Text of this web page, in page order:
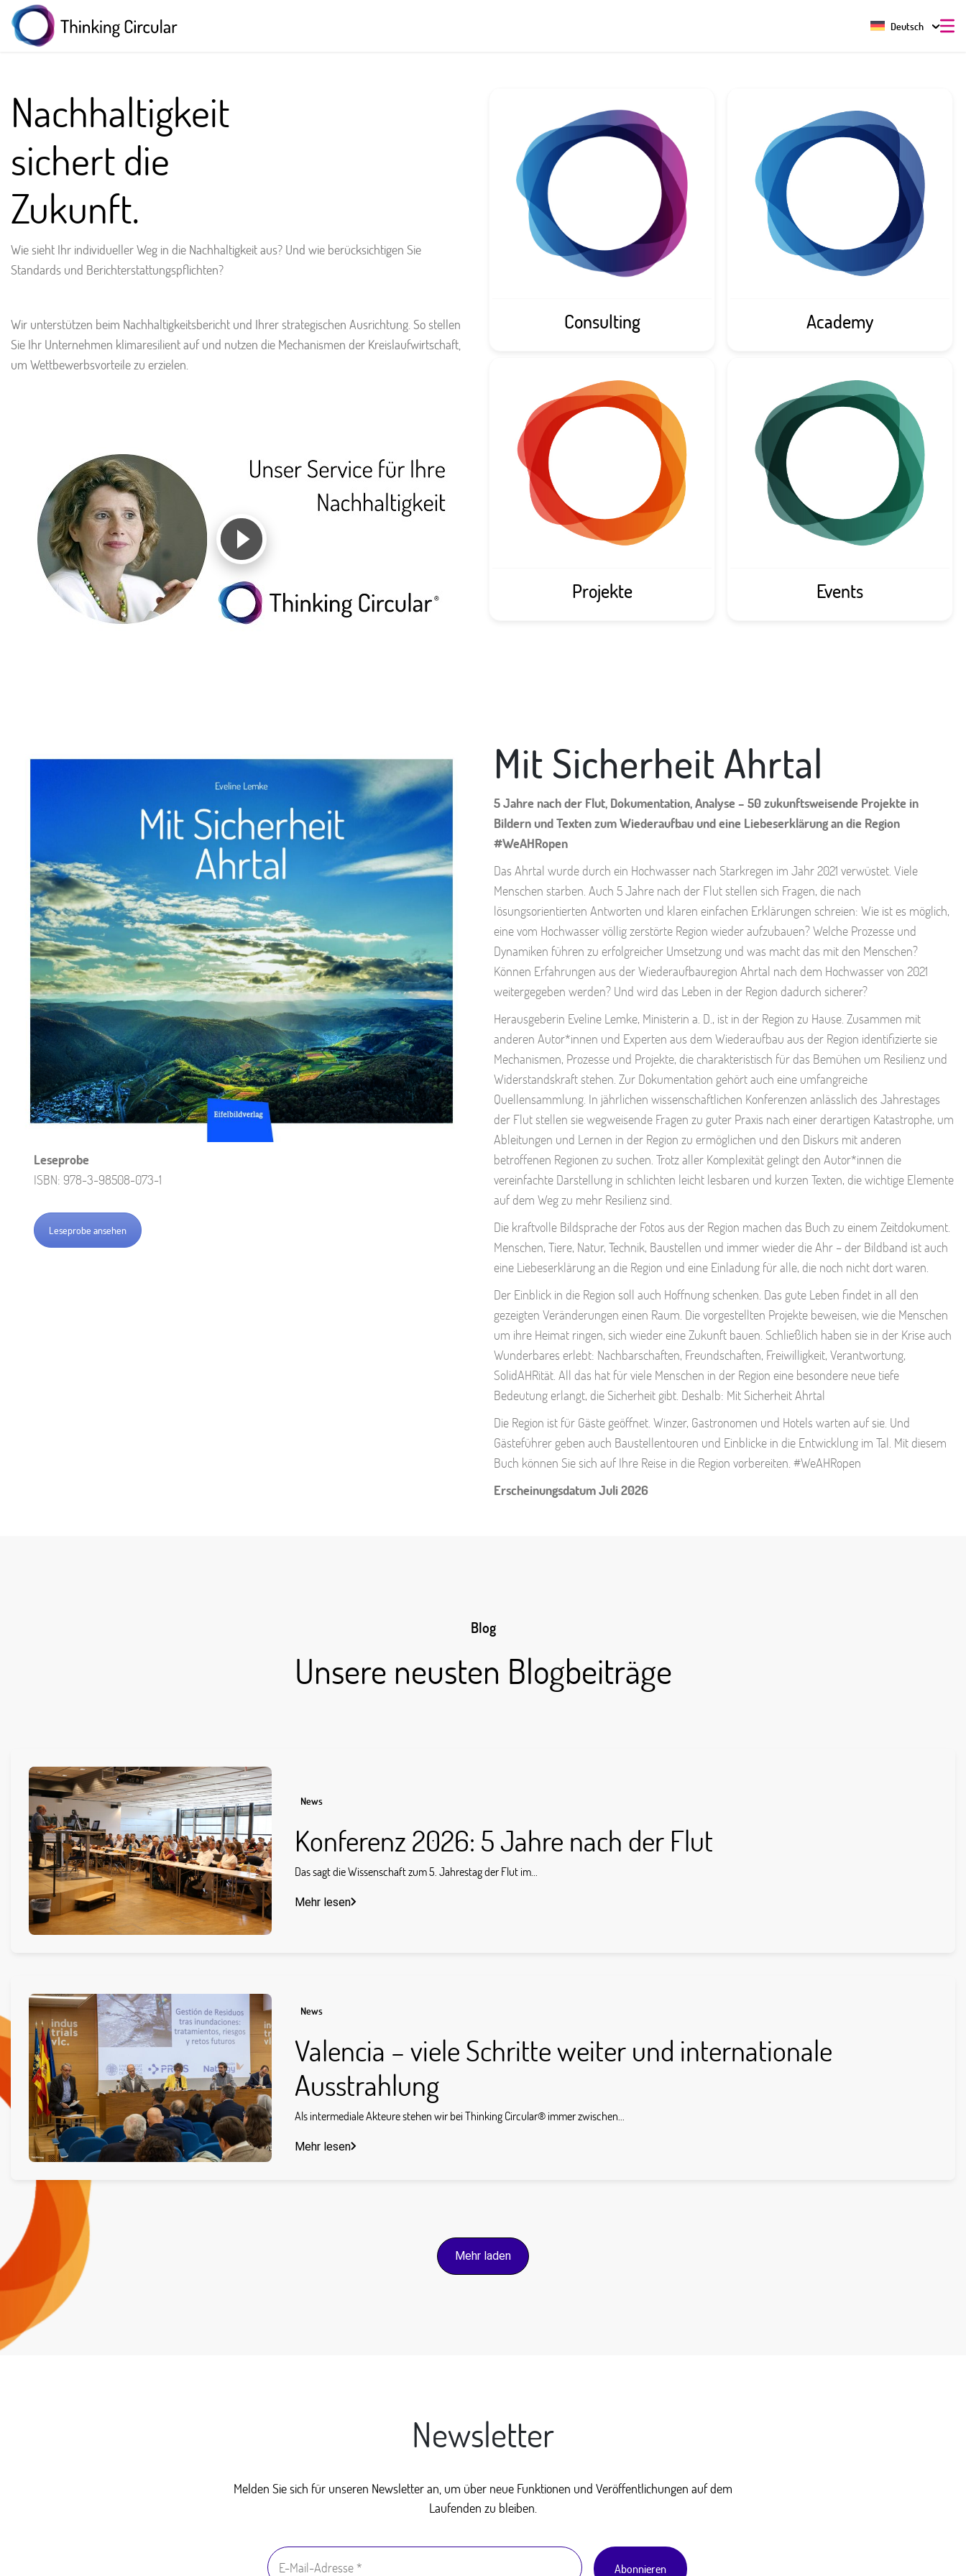
Deutsch
Nachhaltigkeit
sichert die
Zukunft.
Wie sieht Ihr individueller Weg in die Nachhaltigkeit aus? Und wie berücksichtigen Sie
Standards und Berichterstattungspflichten?
Wir unterstützen beim Nachhaltigkeitsbericht und Ihrer strategischen Ausrichtung. So stellen
Sie Ihr Unternehmen klimaresilient auf und nutzen die Mechanismen der Kreislaufwirtschaft,
um Wettbewerbsvorteile zu erzielen.
Consulting Academy
Projekte Events
Leseprobe
ISBN: 978-3-98508-073-1
Leseprobe ansehen
Mit Sicherheit Ahrtal
5 Jahre nach der Flut, Dokumentation, Analyse – 50 zukunftsweisende Projekte in
Bildern und Texten zum Wiederaufbau und eine Liebeserklärung an die Region
#WeAHRopen
Das Ahrtal wurde durch ein Hochwasser nach Starkregen im Jahr 2021 verwüstet. Viele
Menschen starben. Auch 5 Jahre nach der Flut stellen sich Fragen, die nach
lösungsorientierten Antworten und klaren einfachen Erklärungen schreien: Wie ist es möglich,
eine vom Hochwasser völlig zerstörte Region wieder aufzubauen? Welche Prozesse und
Dynamiken führen zu erfolgreicher Umsetzung und was macht das mit den Menschen?
Können Erfahrungen aus der Wiederaufbauregion Ahrtal nach dem Hochwasser von 2021
weitergegeben werden? Und wird das Leben in der Region dadurch sicherer?
Herausgeberin Eveline Lemke, Ministerin a. D., ist in der Region zu Hause. Zusammen mit
anderen Autor*innen und Experten aus dem Wiederaufbau aus der Region identifizierte sie
Mechanismen, Prozesse und Projekte, die charakteristisch für das Bemühen um Resilienz und
Widerstandskraft stehen. Zur Dokumentation gehört auch eine umfangreiche
Quellensammlung. In jährlichen wissenschaftlichen Konferenzen anlässlich des Jahrestages
der Flut stellen sie wegweisende Fragen zu guter Praxis nach einer derartigen Katastrophe, um
Ableitungen und Lernen in der Region zu ermöglichen und den Diskurs mit anderen
betroffenen Regionen zu suchen. Trotz aller Komplexität gelingt den Autor*innen die
vereinfachte Darstellung in schlichten leicht lesbaren und kurzen Texten, die wichtige Elemente
auf dem Weg zu mehr Resilienz sind.
Die kraftvolle Bildsprache der Fotos aus der Region machen das Buch zu einem Zeitdokument.
Menschen, Tiere, Natur, Technik, Baustellen und immer wieder die Ahr – der Bildband ist auch
eine Liebeserklärung an die Region und eine Einladung für alle, die noch nicht dort waren.
Der Einblick in die Region soll auch Hoffnung schenken. Das gute Leben findet in all den
gezeigten Veränderungen einen Raum. Die vorgestellten Projekte beweisen, wie die Menschen
um ihre Heimat ringen, sich wieder eine Zukunft bauen. Schließlich haben sie in der Krise auch
Wunderbares erlebt: Nachbarschaften, Freundschaften, Freiwilligkeit, Verantwortung,
SolidAHRität. All das hat für viele Menschen in der Region eine besondere neue tiefe
Bedeutung erlangt, die Sicherheit gibt. Deshalb: Mit Sicherheit Ahrtal
Die Region ist für Gäste geöffnet. Winzer, Gastronomen und Hotels warten auf sie. Und
Gästeführer geben auch Baustellentouren und Einblicke in die Entwicklung im Tal. Mit diesem
Buch können Sie sich auf Ihre Reise in die Region vorbereiten. #WeAHRopen
Erscheinungsdatum Juli 2026
Blog
Unsere neusten Blogbeiträge
News
Konferenz 2026: 5 Jahre nach der Flut
Das sagt die Wissenschaft zum 5. Jahrestag der Flut im...
Mehr lesen
News
Valencia – viele Schritte weiter und internationale
Ausstrahlung
Als intermediale Akteure stehen wir bei Thinking Circular® immer zwischen...
Mehr lesen
Mehr laden
Newsletter
Melden Sie sich für unseren Newsletter an, um über neue Funktionen und Veröffentlichungen auf dem
Laufenden zu bleiben.